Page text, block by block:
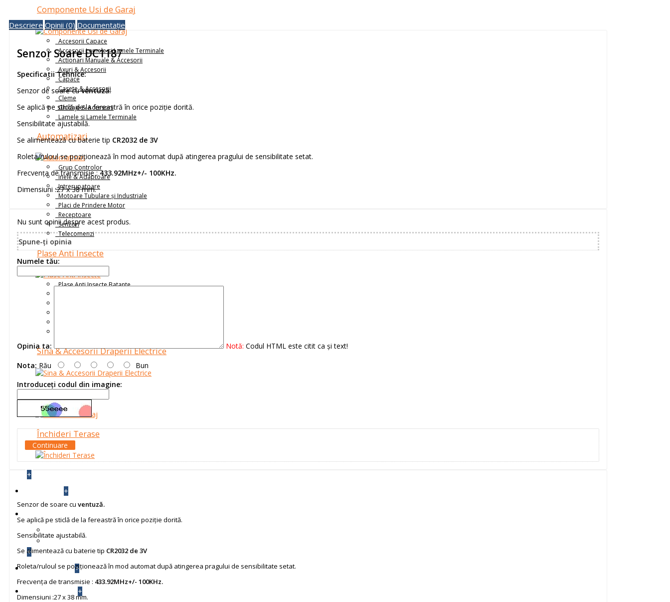
Componente Usi de Garaj
Accesorii Capace
Accesorii Lamele si Lamele Terminale
Actionari Manuale & Accesorii
Axuri & Accesorii
Capace
Casete & Accesorii
Cleme
Ghidaje & Accesorii
Lamele si Lamele Terminale
Automatizari
Grup Controlor
Inele & Adaptoare
Intrerupatoare
Motoare Tubulare și Industriale
Placi de Prindere Motor
Receptoare
Senzori
Telecomenzi
Plase Anti Insecte
Plase Anti Insecte Batante
Sina & Accesorii Draperii Electrice
Accesorii Montaj
Închideri Terase
+
+
Cum se face
+
CONTACT +
+
Descriere Opinii (0) Documentație
Senzor Soare DC1187
Specificatii Tehnice:
Senzor de soare cuventuză.
Se aplică pe sticlă de la fereastră în orice poziție dorită.
Sensibilitate ajustabilă.
Se alimentează cu baterie tip CR2032 de 3V
Roleta/ruloul se poziționează în mod automat după atingerea pragului de sensibilitate setat.
Frecvența de transmisie :433.92MHz+/- 100KHz.
Dimensiuni :27 x 38 mm.
Nu sunt opinii despre acest produs.
Spune-ţi opinia
Numele tău:
Opinia ta: Notă: Codul HTML este citit ca şi text!
Nota: Rău
Bun
Introduceţi codul din imagine:
Continuare
Senzor de soare cu ventuză.
Se aplică pe sticlă de la fereastră în orice poziție dorită.
Sensibilitate ajustabilă.
Se alimentează cu baterie tip CR2032 de 3V
Roleta/ruloul se poziționează în mod automat după atingerea pragului de sensibilitate setat.
Frecvența de transmisie : 433.92MHz+/- 100KHz.
Dimensiuni :27 x 38 mm.